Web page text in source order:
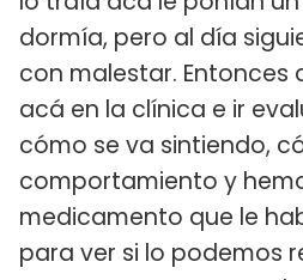
dormía, pero al día
con malestar. Entonces
acá en la clínica e ir
cómo se va sintiendo,
comportamiento y
medicamento que le
para ver si lo podemos